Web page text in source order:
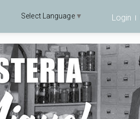
Select Language ▼ Login